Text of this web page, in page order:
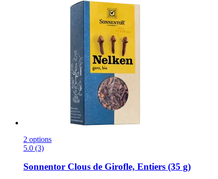
2 options
5.0 (3)
Sonnentor Clous de Girofle, Entiers (35 g)